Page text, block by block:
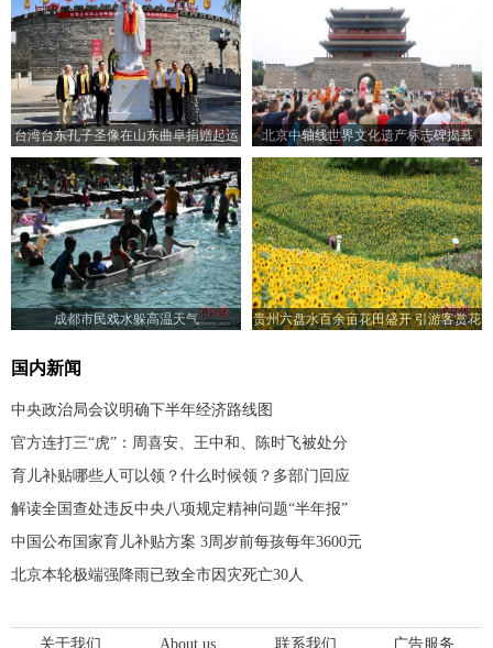
台湾台东孔子圣像在山东曲阜捐赠起运 北京中轴线世界文化遗产标志碑揭幕
成都市民戏水躲高温天气
贵州六盘水百余亩花田盛开 引游客赏花
国内新闻
中央政治局会议明确下半年经济路线图
官方连打三“虎”：周喜安、王中和、陈时飞被处分
育儿补贴哪些人可以领？什么时候领？多部门回应
解读全国查处违反中央八项规定精神问题“半年报”
中国公布国家育儿补贴方案 3周岁前每孩每年3600元
北京本轮极端强降雨已致全市因灾死亡30人
关于我们 About us 联系我们 广告服务